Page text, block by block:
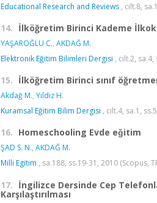
Educational Research and Reviews , cilt.8,
14. İlköğretim Birinci Kademe
YAŞAROĞLU C., AKDAĞ M.
Elektronik Eğitim Bilimleri Dergisi , cilt.2,
15. İlköğretim Birinci sınıf
Akdağ M., Yıldız H.
Kuramsal Eğitim Bilim Dergisi , cilt.4, sa.1,
16. Homeschooling Evde eǧitim
ŞAD S. N., AKDAĞ M.
Milli Egitim , sa.188, ss.19-31, 2010 (Scopus,
17. İngilizce Dersinde Cep
Karşılaştırılması